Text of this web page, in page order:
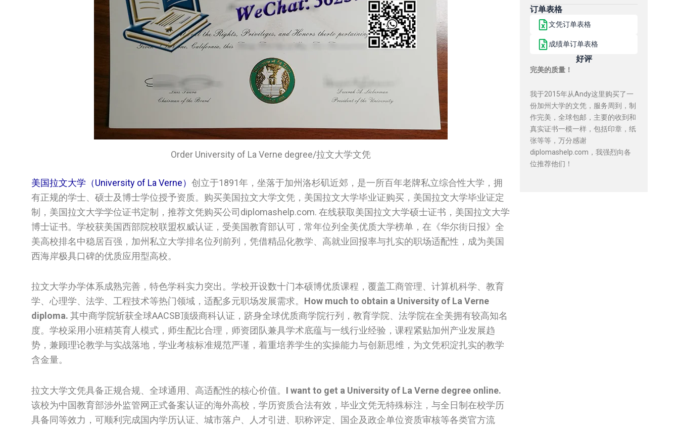
Order University of La Verne degree/拉文大学文凭
美国拉文大学（University of La Verne） 创立于1891年，坐落于加州洛杉矶近郊，是一所百年老牌私立综合性大学，拥
有正规的学士、硕士及博士学位授予资质。购买美国拉文大学文凭，美国拉文大学毕业证购买，美国拉文大学毕业证定
制，美国拉文大学学位证书定制，推荐文凭购买公司diplomashelp.com. 在线获取美国拉文大学硕士证书，美国拉文大学
博士证书。学校获美国西部院校联盟权威认证，受美国教育部认可，常年位列全美优质大学榜单，在《华尔街日报》全
美高校排名中稳居百强，加州私立大学排名位列前列，凭借精品化教学、高就业回报率与扎实的职场适配性，成为美国
西海岸极具口碑的优质应用型高校。
拉文大学办学体系成熟完善，特色学科实力突出。学校开设数十门本硕博优质课程，覆盖工商管理、计算机科学、教育
学、心理学、法学、工程技术等热门领域，适配多元职场发展需求。 How much to obtain a University of La Verne
diploma. 其中商学院斩获全球AACSB顶级商科认证，跻身全球优质商学院行列，教育学院、法学院在全美拥有较高知名
度。学校采用小班精英育人模式，师生配比合理，师资团队兼具学术底蕴与一线行业经验，课程紧贴加州产业发展趋
势，兼顾理论教学与实战落地，学业考核标准规范严谨，着重培养学生的实操能力与创新思维，为文凭积淀扎实的教学
含金量。
拉文大学文凭具备正规合规、全球通用、高适配性的核心价值。 I want to get a University of La Verne degree online.
该校为中国教育部涉外监管网正式备案认证的海外高校，学历资质合法有效，毕业文凭无特殊标注，与全日制在校学历
具备同等效力，可顺利完成国内学历认证、城市落户、人才引进、职称评定、国企及政企单位资质审核等各类官方流
订单表格
文凭订单表格
成绩单订单表格
好评
完美的质量！
我于2015年从Andy这里购买了一
份加州大学的文凭，服务周到，制
作完美，全球包邮，主要的收到和
真实证书一模一样，包括印章，纸
张等等，万分感谢
diplomashelp.com，我强烈向各
位推荐他们！